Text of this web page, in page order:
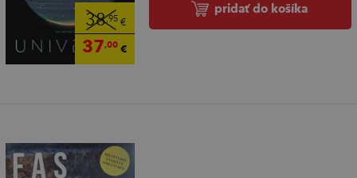
38,95€
37,00€
pridať do košíka